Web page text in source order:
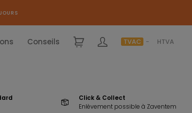
Conseils TVAC HTVA
Click & Collect
Enlèvement possible à Zaventem